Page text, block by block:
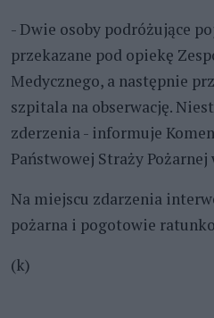
- Dwie osoby podróżujące
przekazane pod opiekę
Medycznego, a następnie
szpitala na obserwację.
zderzenia - informuje
Państwowej Straży Pożarnej
Na miejscu zdarzenia
pożarna i pogotowie
(k)